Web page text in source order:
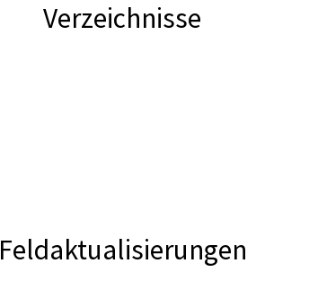
Verzeichnisse
Feldaktualisierungen